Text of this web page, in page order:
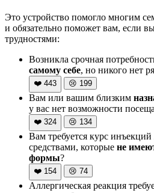
Это устройство помогло многим
и обязательно поможет вам, если
трудностями:
Возникла срочная
самому себе, но никого нет
❤️ 443 😢 199
Вам или вашим близким
у вас нет возможности
❤️ 324 😢 134
Вам требуется курс
средствами, которые не
формы?
❤️ 154 😢 74
Аллергическая реакция